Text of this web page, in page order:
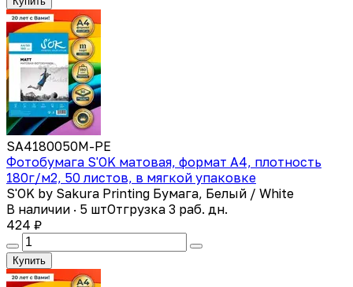
SA4180050M-PE
Фотобумага S'OK матовая, формат А4, плотность
180г/м2, 50 листов, в мягкой упаковке
S'OK by Sakura Printing Бумага, Белый / White
В наличии · 5 штОтгрузка 3 раб. дн.
424 ₽
Купить